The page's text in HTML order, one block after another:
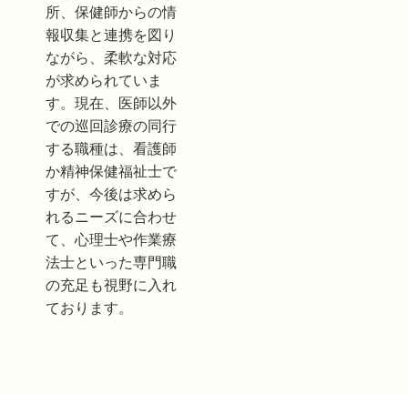
所、保健師からの情
報収集と連携を図り
ながら、柔軟な対応
が求められていま
す。現在、医師以外
での巡回診療の同行
する職種は、看護師
か精神保健福祉士で
すが、今後は求めら
れるニーズに合わせ
て、心理士や作業療
法士といった専門職
の充足も視野に入れ
ております。